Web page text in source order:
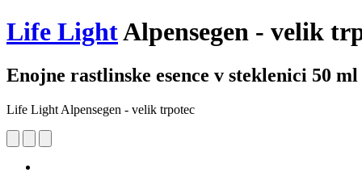
Life LightAlpensegen - velik
Enojne rastlinske esence v steklenici 50 ml
Life Light Alpensegen - velik trpotec